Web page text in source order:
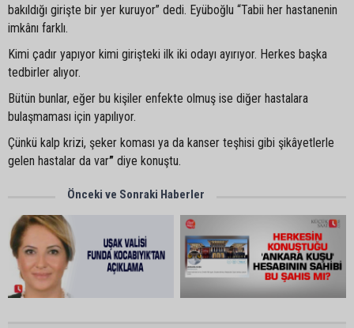
bakıldığı girişte bir yer kuruyor” dedi. Eyüboğlu “Tabii her hastanenin
imkânı farklı.
Kimi çadır yapıyor kimi girişteki ilk iki odayı ayırıyor. Herkes başka
tedbirler alıyor.
Bütün bunlar, eğer bu kişiler enfekte olmuş ise diğer hastalara
bulaşmaması için yapılıyor.
Çünkü kalp krizi, şeker koması ya da kanser teşhisi gibi şikâyetlerle
gelen hastalar da var” diye konuştu.
Önceki ve Sonraki Haberler